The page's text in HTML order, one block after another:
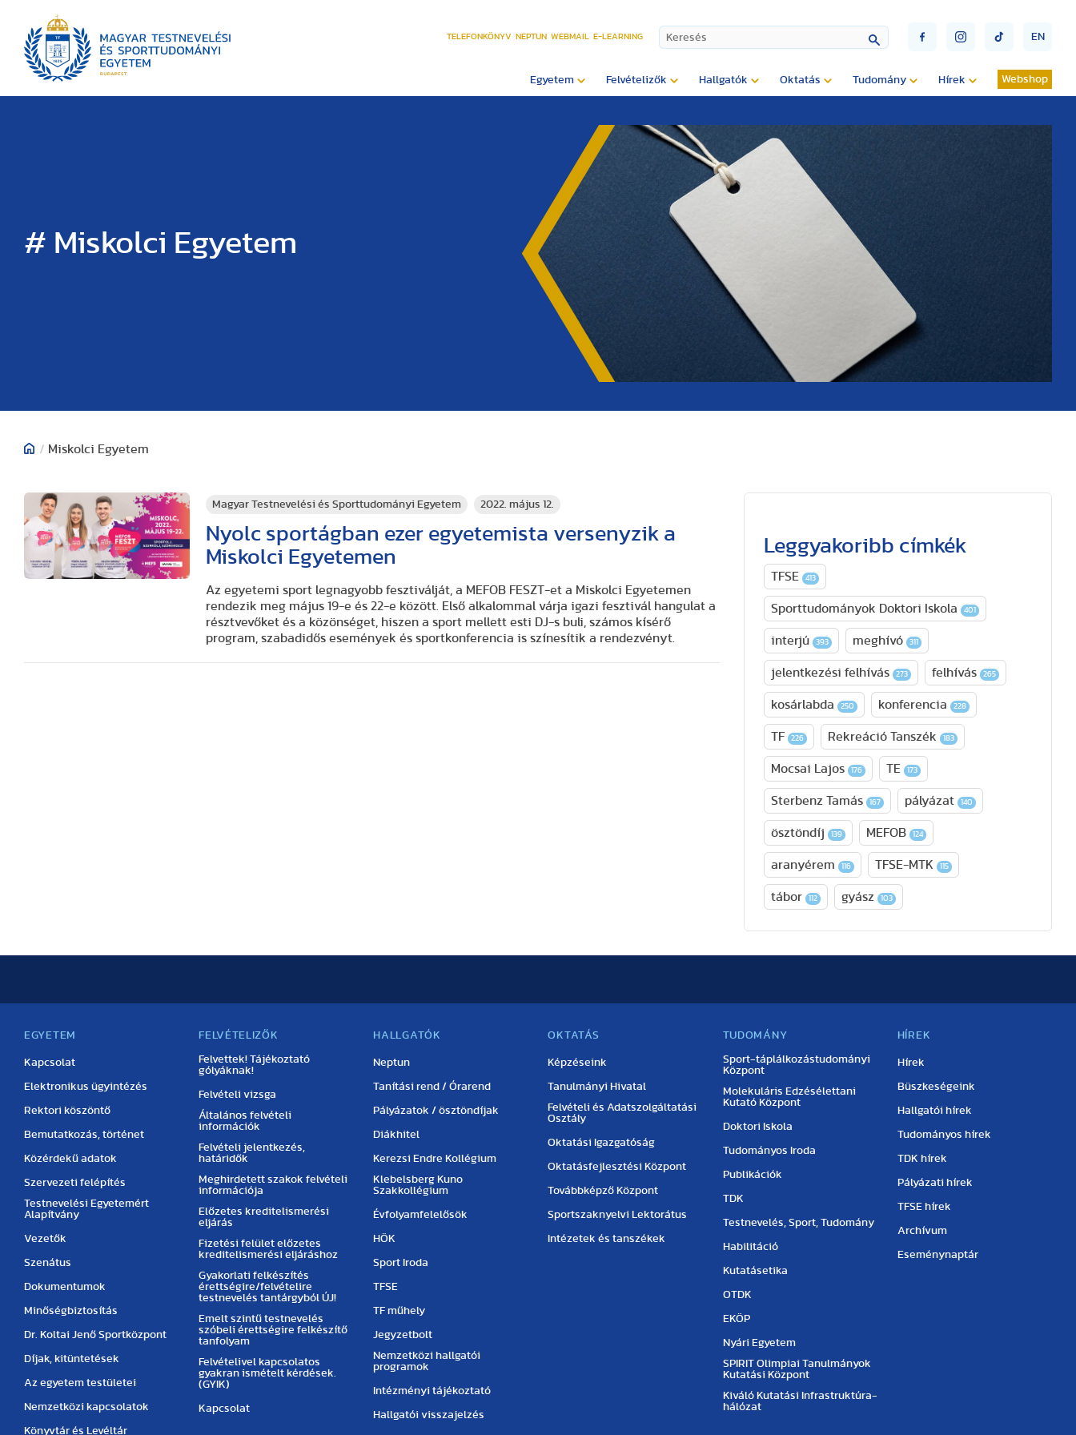
TELEFONKÖNYV NEPTUN WEBMAIL E-LEARNING EN
Egyetem Felvételizők Hallgatók Oktatás Tudomány Hírek Webshop
# Miskolci Egyetem
/ Miskolci Egyetem
Magyar Testnevelési és Sporttudományi Egyetem 2022. május 12.
Nyolc sportágban ezer egyetemista versenyzik a
Miskolci Egyetemen
Az egyetemi sport legnagyobb fesztiválját, a MEFOB FESZT-et a Miskolci Egyetemen
rendezik meg május 19-e és 22-e között. Első alkalommal várja igazi fesztivál hangulat a
résztvevőket és a közönséget, hiszen a sport mellett esti DJ-s buli, számos kísérő
program, szabadidős események és sportkonferencia is színesítik a rendezvényt.
Leggyakoribb címkék
TFSE 413
Sporttudományok Doktori Iskola 401
interjú 393 meghívó 311
jelentkezési felhívás 273 felhívás 265
kosárlabda 250 konferencia 228
TF 226 Rekreáció Tanszék 183
Mocsai Lajos 176 TE 173
Sterbenz Tamás 167 pályázat 140
ösztöndíj 139 MEFOB 124
aranyérem 116 TFSE-MTK 115
tábor 112 gyász 103
EGYETEM
Kapcsolat
Elektronikus ügyintézés
Rektori köszöntő
Bemutatkozás, történet
Közérdekű adatok
Szervezeti felépítés
Testnevelési Egyetemért
Alapítvány
Vezetők
Szenátus
Dokumentumok
Minőségbiztosítás
Dr. Koltai Jenő Sportközpont
Díjak, kitüntetések
Az egyetem testületei
Nemzetközi kapcsolatok
Könyvtár és Levéltár
FELVÉTELIZŐK
Felvettek! Tájékoztató
gólyáknak!
Felvételi vizsga
Általános felvételi
információk
Felvételi jelentkezés,
határidők
Meghirdetett szakok felvételi
információja
Előzetes kreditelismerési
eljárás
Fizetési felület előzetes
kreditelismerési eljáráshoz
Gyakorlati felkészítés
érettségire/felvételire
testnevelés tantárgyból ÚJ!
Emelt szintű testnevelés
szóbeli érettségire felkészítő
tanfolyam
Felvételivel kapcsolatos
gyakran ismételt kérdések.
(GYIK)
Kapcsolat
HALLGATÓK
Neptun
Tanítási rend / Órarend
Pályázatok / ösztöndíjak
Diákhitel
Kerezsi Endre Kollégium
Klebelsberg Kuno
Szakkollégium
Évfolyamfelelősök
HÖK
Sport Iroda
TFSE
TF műhely
Jegyzetbolt
Nemzetközi hallgatói
programok
Intézményi tájékoztató
Hallgatói visszajelzés
OKTATÁS
Képzéseink
Tanulmányi Hivatal
Felvételi és Adatszolgáltatási
Osztály
Oktatási Igazgatóság
Oktatásfejlesztési Központ
Továbbképző Központ
Sportszaknyelvi Lektorátus
Intézetek és tanszékek
TUDOMÁNY
Sport-táplálkozástudományi
Központ
Molekuláris Edzésélettani
Kutató Központ
Doktori Iskola
Tudományos Iroda
Publikációk
TDK
Testnevelés, Sport, Tudomány
Habilitáció
Kutatásetika
OTDK
EKÖP
Nyári Egyetem
SPIRIT Olimpiai Tanulmányok
Kutatási Központ
Kiváló Kutatási Infrastruktúra-
hálózat
HÍREK
Hírek
Büszkeségeink
Hallgatói hírek
Tudományos hírek
TDK hírek
Pályázati hírek
TFSE hírek
Archívum
Eseménynaptár